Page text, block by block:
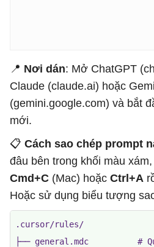
📍 Nơi dán: Mở ChatGPT
Claude (claude.ai) hoặc
(gemini.google.com) và bắt
mới.
📋 Cách sao chép prompt
đâu bên trong khối màu
Cmd+C (Mac) hoặc Ctrl+A
Hoặc sử dụng biểu tượng
.cursor/rules/
├── general.mdc          #